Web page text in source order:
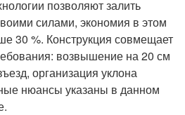
позволяют залить
силами, экономия в этом
30 %. Конструкция совмещает
возвышение на 20 см
организация уклона
нюансы указаны в данном